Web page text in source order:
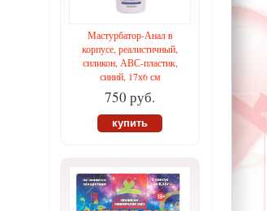
Мастурбатор-Анал в
корпусе, реалистичный,
силикон, АВС-пластик,
синий, 17х6 см
750 руб.
купить